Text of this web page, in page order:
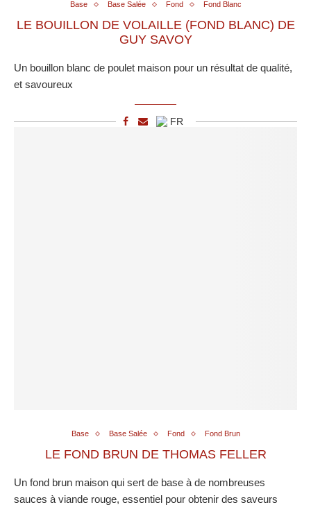
Base Base Salée Fond Fond Blanc
LE BOUILLON DE VOLAILLE (FOND BLANC) DE
GUY SAVOY
Un bouillon blanc de poulet maison pour un résultat de qualité,
et savoureux
FR
Base Base Salée Fond Fond Brun
LE FOND BRUN DE THOMAS FELLER
Un fond brun maison qui sert de base à de nombreuses
sauces à viande rouge, essentiel pour obtenir des saveurs